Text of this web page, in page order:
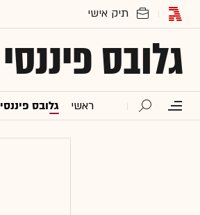
גלובס פיננסי
ראשי גלובס פיננסי